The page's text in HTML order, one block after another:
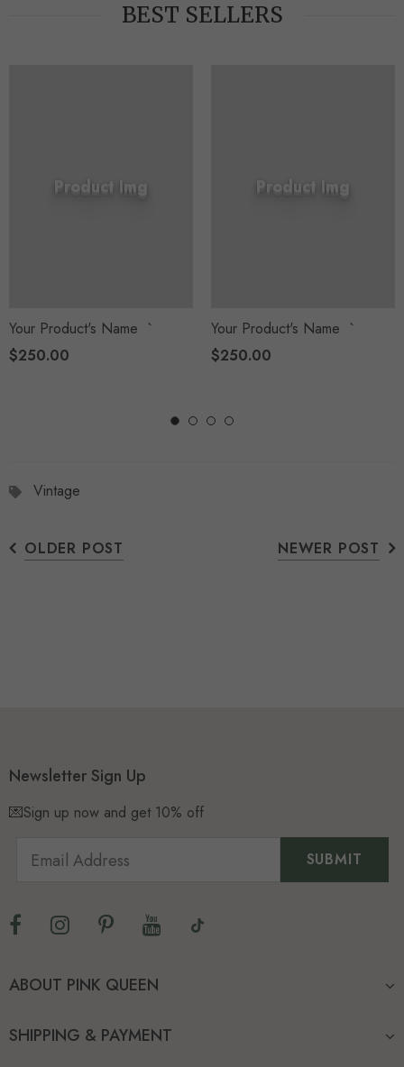
BEST SELLERS
Product Img
Your Product's Name `
$250.00
Product Img
Your Product's Name `
$250.00
Vintage
OLDER POST NEWER POST
Newsletter Sign Up
💌Sign up now and get 10% off
ABOUT PINK QUEEN
SHIPPING & PAYMENT